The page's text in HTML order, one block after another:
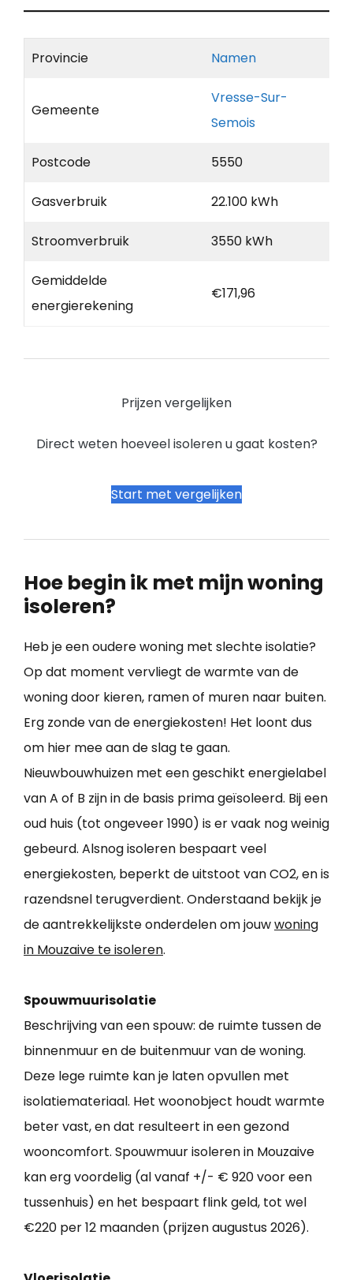
Provincie Namen
Gemeente
Vresse-Sur-
Semois
Postcode 5550
Gasverbruik 22.100 kWh
Stroomverbruik 3550 kWh
Gemiddelde
energierekening
€171,96
Prijzen vergelijken
Direct weten hoeveel isoleren u gaat kosten?
Start met vergelijken
Hoe begin ik met mijn woning
isoleren?
Heb je een oudere woning met slechte isolatie?
Op dat moment vervliegt de warmte van de
woning door kieren, ramen of muren naar buiten.
Erg zonde van de energiekosten! Het loont dus
om hier mee aan de slag te gaan.
Nieuwbouwhuizen met een geschikt energielabel
van A of B zijn in de basis prima geïsoleerd. Bij een
oud huis (tot ongeveer 1990) is er vaak nog weinig
gebeurd. Alsnog isoleren bespaart veel
energiekosten, beperkt de uitstoot van CO2, en is
razendsnel terugverdient. Onderstaand bekijk je
de aantrekkelijkste onderdelen om jouwwoning
in Mouzaive te isoleren.
Spouwmuurisolatie
Beschrijving van een spouw: de ruimte tussen de
binnenmuur en de buitenmuur van de woning.
Deze lege ruimte kan je laten opvullen met
isolatiemateriaal. Het woonobject houdt warmte
beter vast, en dat resulteert in een gezond
wooncomfort. Spouwmuur isoleren in Mouzaive
kan erg voordelig (al vanaf +/- € 920 voor een
tussenhuis) en het bespaart flink geld, tot wel
€220 per 12 maanden (prijzen augustus 2026).